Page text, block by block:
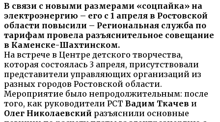
В связи с новыми размерами «соцпайка» на
электроэнергию – его с 1 апреля в Ростовской
области повысили – Региональная служба по
тарифам провела разъяснительное совещание
в Каменске-Шахтинском.
На встрече в Центре детского творчества,
которая состоялась 3 апреля, присутствовали
представители управляющих организаций из
разных городов Ростовской области.
Мероприятие было непродолжительным: после
того, как руководители РСТ Вадим Ткачев и
Олег Николаевский разъяснили основные